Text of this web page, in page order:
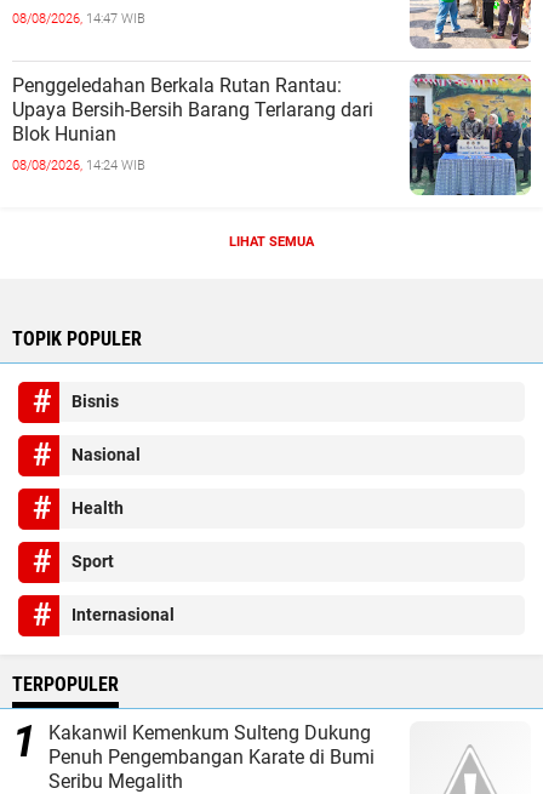
08/08/2026, 14:47 WIB
Penggeledahan Berkala Rutan Rantau:
Upaya Bersih-Bersih Barang Terlarang dari
Blok Hunian
08/08/2026, 14:24 WIB
LIHAT SEMUA
TOPIK POPULER
Bisnis
Nasional
Health
Sport
Internasional
TERPOPULER
Kakanwil Kemenkum Sulteng Dukung
Penuh Pengembangan Karate di Bumi
Seribu Megalith